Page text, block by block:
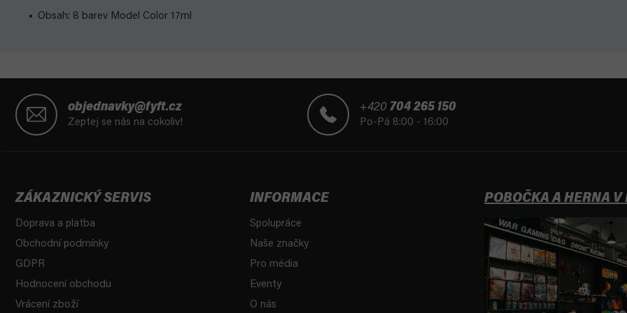
Obsah: 8 barev Model Color 17ml
objednavky@fyft.cz
Zeptej se nás na cokoliv!
+420 704 265 150
Po-Pá 8:00 - 16:00
ZÁKAZNICKÝ SERVIS
Doprava a platba
Obchodní podmínky
GDPR
Hodnocení obchodu
Vrácení zboží
INFORMACE
Spolupráce
Naše značky
Pro média
Eventy
O nás
POBOČKA A HERNA V